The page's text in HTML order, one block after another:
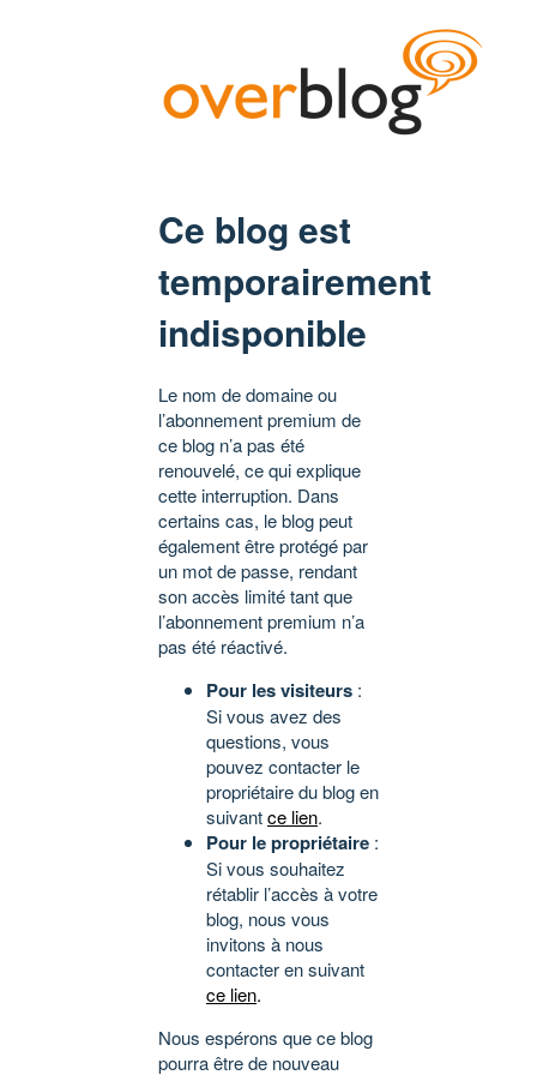
Ce blog est
temporairement
indisponible
Le nom de domaine ou
l’abonnement premium de
ce blog n’a pas été
renouvelé, ce qui explique
cette interruption. Dans
certains cas, le blog peut
également être protégé par
un mot de passe, rendant
son accès limité tant que
l’abonnement premium n’a
pas été réactivé.
Pour les visiteurs :
Si vous avez des
questions, vous
pouvez contacter le
propriétaire du blog en
suivantce lien.
Pour le propriétaire :
Si vous souhaitez
rétablir l’accès à votre
blog, nous vous
invitons à nous
contacter en suivant
ce lien.
Nous espérons que ce blog
pourra être de nouveau